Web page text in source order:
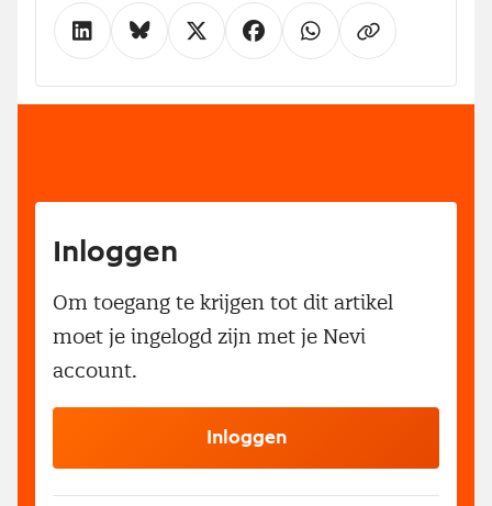
Inloggen
Om toegang te krijgen tot dit artikel
moet je ingelogd zijn met je Nevi
account.
Inloggen